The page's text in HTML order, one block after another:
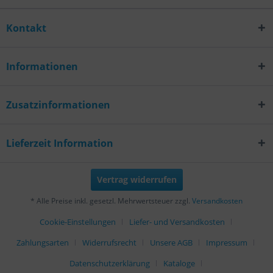
Kontakt
Informationen
Zusatzinformationen
Lieferzeit Information
Vertrag widerrufen
* Alle Preise inkl. gesetzl. Mehrwertsteuer zzgl. Versandkosten
Cookie-Einstellungen
Liefer- und Versandkosten
Zahlungsarten
Widerrufsrecht Unsere AGB
Impressum
Datenschutzerklärung
Kataloge